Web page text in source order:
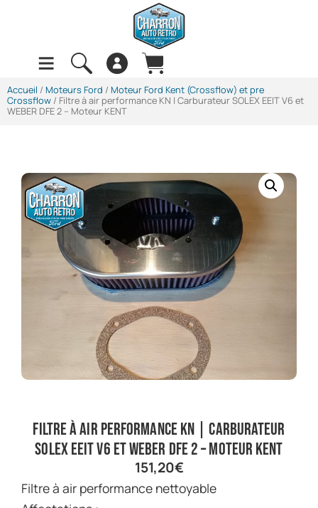
Accueil / Moteurs Ford / Moteur Ford Kent (Crossflow) et pre
Crossflow / Filtre à air performance KN | Carburateur SOLEX EEIT V6 et
WEBER DFE 2 – Moteur KENT
Filtre à air performance KN | Carburateur
SOLEX EEIT V6 et WEBER DFE 2 – Moteur KENT
151,20€
Filtre à air performance nettoyable